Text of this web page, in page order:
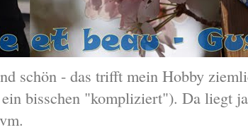
schön - das trifft mein Hobby
bisschen "kompliziert"). Da liegt